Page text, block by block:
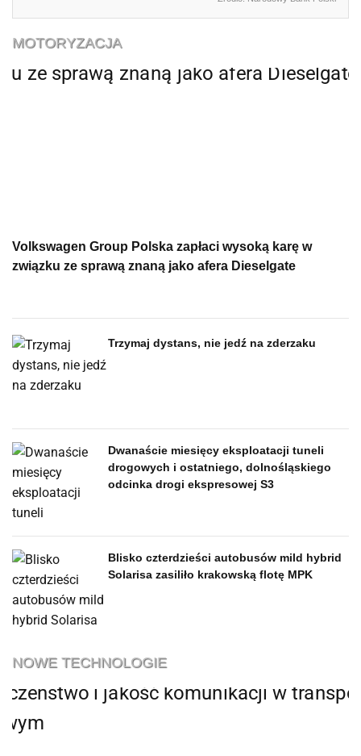
MOTORYZACJA
Volkswagen Group Polska zapłaci wysoką karę w
związku ze sprawą znaną jako afera Dieselgate
Trzymaj dystans, nie jedź na zderzaku
Dwanaście miesięcy eksploatacji tuneli
drogowych i ostatniego, dolnośląskiego
odcinka drogi ekspresowej S3
Blisko czterdzieści autobusów mild hybrid
Solarisa zasiliło krakowską flotę MPK
NOWE TECHNOLOGIE